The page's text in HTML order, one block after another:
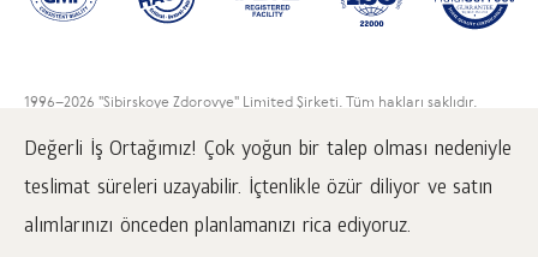
Değerli İş Ortağımız! Çok yoğun bir talep olması nedeniyle
teslimat süreleri uzayabilir. İçtenlikle özür diliyor ve satın
alımlarınızı önceden planlamanızı rica ediyoruz.
1996–2026 "Sibirskoye Zdorovye" Limited Şirketi. Tüm hakları saklıdır.
www.siberianwellness.com linki belirtilmesi zorunludur.
Sipariş nasıl verilir
Gizlilik politikası